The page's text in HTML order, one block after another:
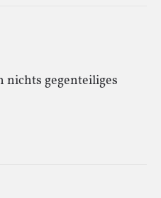
nichts gegenteiliges